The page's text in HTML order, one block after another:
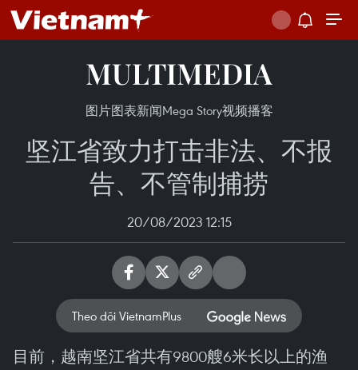
MULTIMEDIA
图片图表新闻Mega Story视频播客
坚江省致力打击非法、不报
告、不管制捕捞
20/08/2023 12:15
Theo dõi VietnamPlus
目前，越南坚江省共有9800艘6米长以上的渔